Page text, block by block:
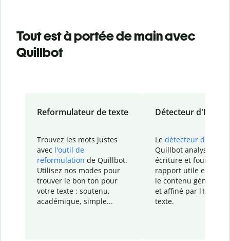
Tout est à portée de main avec
Quillbot
Reformulateur de texte
Trouvez les mots justes
avec l'outil de
reformulation de Quillbot.
Utilisez nos modes pour
trouver le bon ton pour
votre texte : soutenu,
académique, simple...
Détecteur d'IA
Le détecteur d'IA
Quillbot analyse votre
écriture et fournit un
rapport utile et
le contenu généré
et affiné par l'IA
texte.